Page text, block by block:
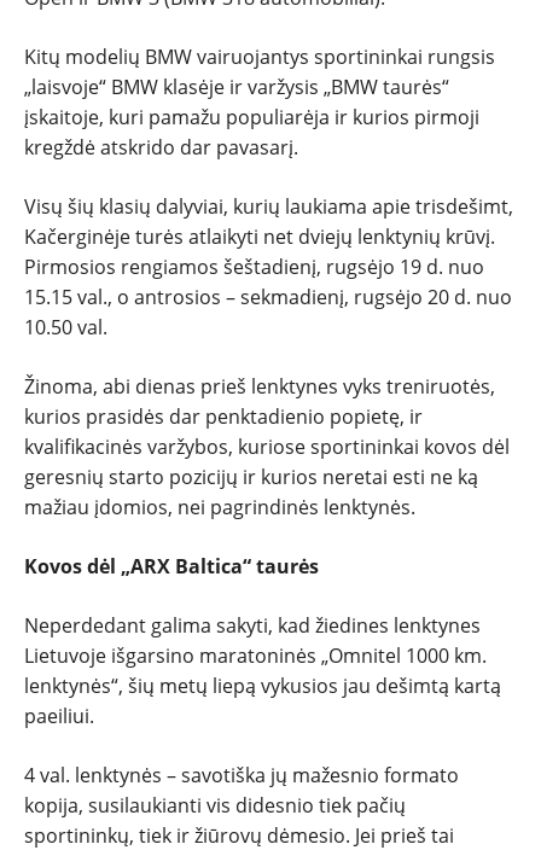
Kitų modelių BMW vairuojantys sportininkai rungsis
„laisvoje“ BMW klasėje ir varžysis „BMW taurės“
įskaitoje, kuri pamažu populiarėja ir kurios pirmoji
kregždė atskrido dar pavasarį.
Visų šių klasių dalyviai, kurių laukiama apie trisdešimt,
Kačerginėje turės atlaikyti net dviejų lenktynių krūvį.
Pirmosios rengiamos šeštadienį, rugsėjo 19 d. nuo
15.15 val., o antrosios – sekmadienį, rugsėjo 20 d. nuo
10.50 val.
Žinoma, abi dienas prieš lenktynes vyks treniruotės,
kurios prasidės dar penktadienio popietę, ir
kvalifikacinės varžybos, kuriose sportininkai kovos dėl
geresnių starto pozicijų ir kurios neretai esti ne ką
mažiau įdomios, nei pagrindinės lenktynės.
Kovos dėl „ARX Baltica“ taurės
Neperdedant galima sakyti, kad žiedines lenktynes
Lietuvoje išgarsino maratoninės „Omnitel 1000 km.
lenktynės“, šių metų liepą vykusios jau dešimtą kartą
paeiliui.
4 val. lenktynės – savotiška jų mažesnio formato
kopija, susilaukianti vis didesnio tiek pačių
sportininkų, tiek ir žiūrovų dėmesio. Jei prieš tai